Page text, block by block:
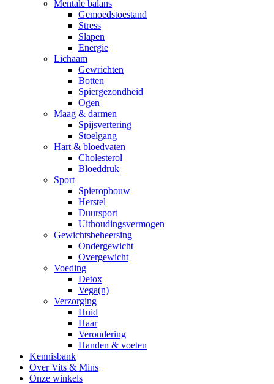
Mentale balans
Gemoedstoestand
Stress
Slapen
Energie
Lichaam
Gewrichten
Botten
Spiergezondheid
Ogen
Maag & darmen
Spijsvertering
Stoelgang
Hart & bloedvaten
Cholesterol
Bloeddruk
Sport
Spieropbouw
Herstel
Duursport
Uithoudingsvermogen
Gewichtsbeheersing
Ondergewicht
Overgewicht
Voeding
Detox
Vega(n)
Verzorging
Huid
Haar
Veroudering
Handen & voeten
Kennisbank
Over Vits & Mins
Onze winkels